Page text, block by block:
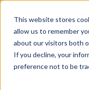
This website stores
allow us to remember
about our visitors both
If you decline, your
preference not to be
Publicerat: 2026-04-